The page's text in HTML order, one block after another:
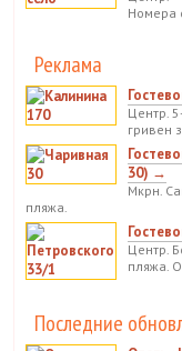
Номера
Реклама
Центр.
гривен
30) →
Мкрн.
пляжа.
Центр.
пляжа.
Последние